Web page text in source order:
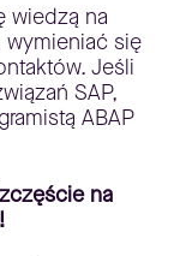
wiedzą na
się
Jeśli
SAP,
ABAP
na